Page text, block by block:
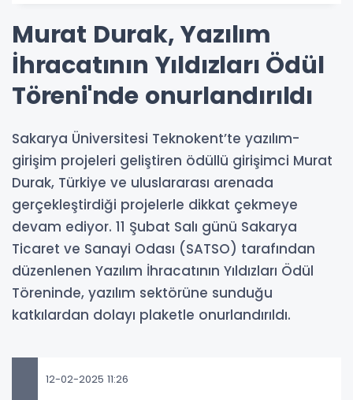
Murat Durak, Yazılım
İhracatının Yıldızları Ödül
Töreni'nde onurlandırıldı
Sakarya Üniversitesi Teknokent’te yazılım-
girişim projeleri geliştiren ödüllü girişimci Murat
Durak, Türkiye ve uluslararası arenada
gerçekleştirdiği projelerle dikkat çekmeye
devam ediyor. 11 Şubat Salı günü Sakarya
Ticaret ve Sanayi Odası (SATSO) tarafından
düzenlenen Yazılım İhracatının Yıldızları Ödül
Töreninde, yazılım sektörüne sunduğu
katkılardan dolayı plaketle onurlandırıldı.
12-02-2025 11:26